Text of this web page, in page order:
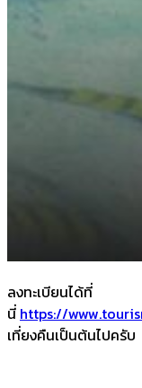
ลงทะเบียนได้ที่
นี่ https://
เที่ยงคืนเป็นต้นไปครับ